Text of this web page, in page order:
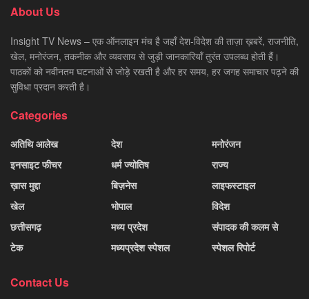
About Us
Insight TV News – एक ऑनलाइन मंच है जहाँ देश-विदेश की ताज़ा ख़बरें, राजनीति,
खेल, मनोरंजन, तकनीक और व्यवसाय से जुड़ी जानकारियाँ तुरंत उपलब्ध होती हैं।
पाठकों को नवीनतम घटनाओं से जोड़े रखती है और हर समय, हर जगह समाचार पढ़ने की
सुविधा प्रदान करती है।
Categories
अतिथि आलेख
इनसाइट फीचर
ख़ास मुद्दा
खेल
छत्तीसगढ़
टेक
देश
धर्म ज्योतिष
बिज़नेस
भोपाल
मध्य प्रदेश
मध्यप्रदेश स्पेशल
मनोरंजन
राज्य
लाइफस्टाइल
विदेश
संपादक की कलम से
स्पेशल रिपोर्ट
Contact Us